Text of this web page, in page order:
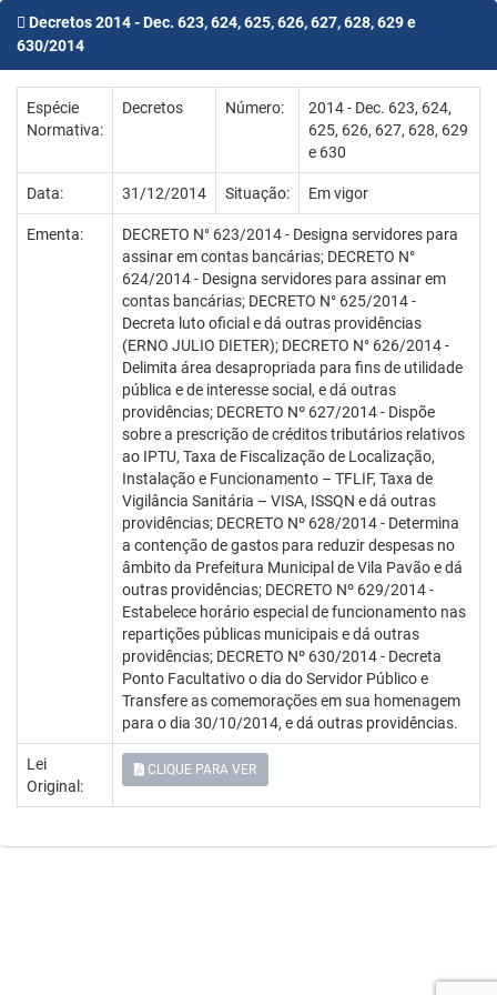
Decretos 2014 - Dec. 623, 624, 625, 626, 627, 628, 629 e
630/2014
Espécie
Normativa:
Decretos Número:
2014 - Dec. 623, 624,
625, 626, 627, 628, 629
e 630
Data: 31/12/2014 Situação: Em vigor
Ementa:
DECRETO N° 623/2014 - Designa servidores para
assinar em contas bancárias; DECRETO N°
624/2014 - Designa servidores para assinar em
contas bancárias; DECRETO N° 625/2014 -
Decreta luto oficial e dá outras providências
(ERNO JULIO DIETER); DECRETO N° 626/2014 -
Delimita área desapropriada para fins de utilidade
pública e de interesse social, e dá outras
providências; DECRETO Nº 627/2014 - Dispõe
sobre a prescrição de créditos tributários relativos
ao IPTU, Taxa de Fiscalização de Localização,
Instalação e Funcionamento – TFLIF, Taxa de
Vigilância Sanitária – VISA, ISSQN e dá outras
providências; DECRETO Nº 628/2014 - Determina
a contenção de gastos para reduzir despesas no
âmbito da Prefeitura Municipal de Vila Pavão e dá
outras providências; DECRETO Nº 629/2014 -
Estabelece horário especial de funcionamento nas
repartições públicas municipais e dá outras
providências; DECRETO Nº 630/2014 - Decreta
Ponto Facultativo o dia do Servidor Público e
Transfere as comemorações em sua homenagem
para o dia 30/10/2014, e dá outras providências.
Lei
Original:
CLIQUE PARA VER